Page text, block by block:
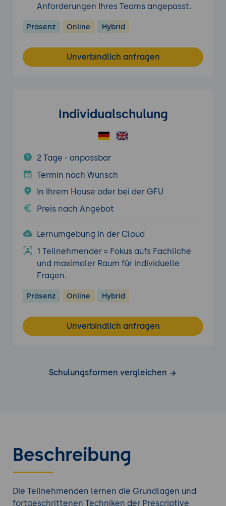
Anforderungen Ihres Teams angepasst.
Präsenz Online Hybrid
Unverbindlich anfragen
Individualschulung
2 Tage - anpassbar
Termin nach Wunsch
In Ihrem Hause oder bei der GFU
Preis nach Angebot
Lernumgebung in der Cloud
1 Teilnehmender = Fokus aufs Fachliche
und maximaler Raum für individuelle
Fragen.
Präsenz Online Hybrid
Unverbindlich anfragen
Schulungsformen vergleichen
Beschreibung
Die Teilnehmenden lernen die Grundlagen und
fortgeschrittenen Techniken der Prescriptive